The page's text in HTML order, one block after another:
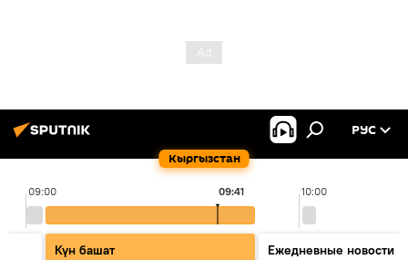
Кыргызстан
РУС
09:00 10:00
09:41
Күн башат
Ежедневные новости